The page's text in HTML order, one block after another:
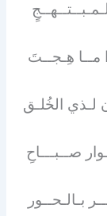
مــا هِـجــتَ
لـذي الخُلـق
صــبـــاحِ
بـالـحــور